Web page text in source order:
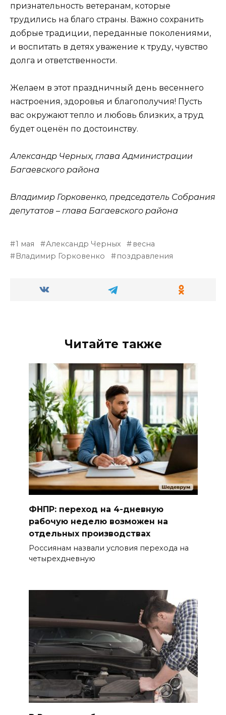
признательность ветеранам, которые
трудились на благо страны. Важно сохранить
добрые традиции, переданные поколениями,
и воспитать в детях уважение к труду, чувство
долга и ответственности.
Желаем в этот праздничный день весеннего
настроения, здоровья и благополучия! Пусть
вас окружают тепло и любовь близких, а труд
будет оценён по достоинству.
Александр Черных, глава Администрации
Багаевского района
Владимир Горковенко, председатель Собрания
депутатов – глава Багаевского района
1 мая Александр Черных
весна
Владимир Горковенко
поздравления
Читайте также
ФНПР: переход на 4-дневную
рабочую неделю возможен на
отдельных производствах
Россиянам назвали условия перехода на
четырехдневную